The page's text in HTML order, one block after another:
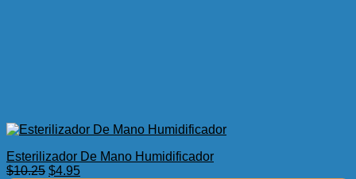
Esterilizador De Mano Humidificador
$10.25 El
$4.95El